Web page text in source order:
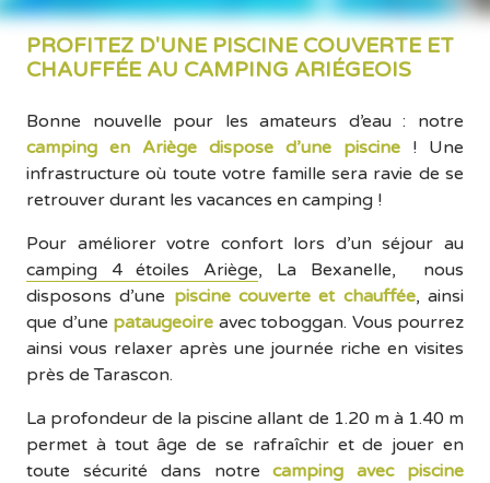
PROFITEZ D'UNE PISCINE COUVERTE ET
CHAUFFÉE AU CAMPING ARIÉGEOIS
Bonne nouvelle pour les amateurs d’eau : notre
camping en Ariège dispose d’une piscine ! Une
infrastructure où toute votre famille sera ravie de se
retrouver durant les vacances en camping !
Pour améliorer votre confort lors d’un séjour au
camping 4 étoiles Ariège, La Bexanelle, nous
disposons d’une piscine couverte et chauffée, ainsi
que d’une pataugeoire avec toboggan. Vous pourrez
ainsi vous relaxer après une journée riche en visites
près de Tarascon.
La profondeur de la piscine allant de 1.20 m à 1.40 m
permet à tout âge de se rafraîchir et de jouer en
toute sécurité dans notrecamping avec piscine